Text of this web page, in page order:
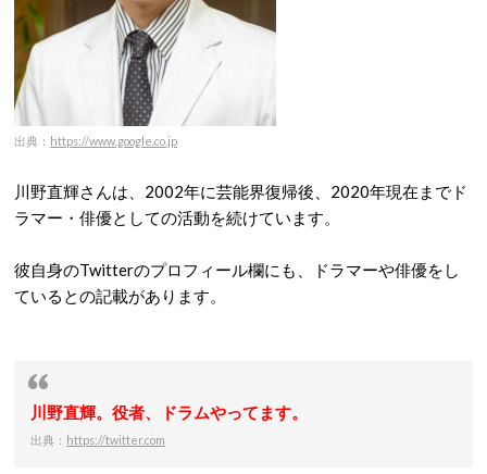
出典： https://www.google.co.jp
川野直輝さんは、2002年に芸能界復帰後、2020年現在までド
ラマー・俳優としての活動を続けています。
彼自身のTwitterのプロフィール欄にも、ドラマーや俳優をし
ているとの記載があります。
川野直輝。役者、ドラムやってます。
出典： https://twitter.com